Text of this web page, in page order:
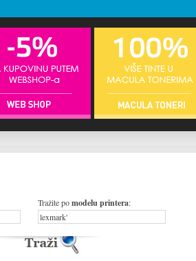
Tražite pomodelu printera: